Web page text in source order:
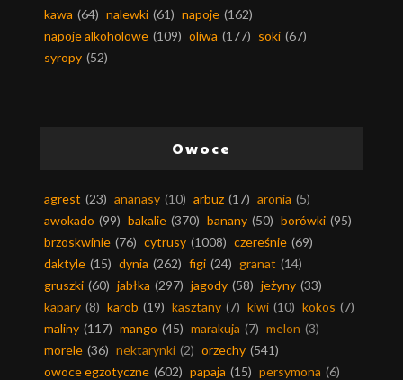
kawa (64) nalewki (61) napoje (162)
napoje alkoholowe (109) oliwa (177) soki (67)
syropy (52)
Owoce
agrest (23) ananasy (10) arbuz (17) aronia (5)
awokado (99) bakalie (370) banany (50) borówki (95)
brzoskwinie (76) cytrusy (1008) czereśnie (69)
daktyle (15) dynia (262) figi (24) granat (14)
gruszki (60) jabłka (297) jagody (58) jeżyny (33)
kapary (8) karob (19) kasztany (7) kiwi (10) kokos (7)
maliny (117) mango (45) marakuja (7) melon (3)
morele (36) nektarynki (2) orzechy (541)
owoce egzotyczne (602) papaja (15) persymona (6)